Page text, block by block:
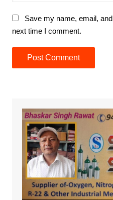
Save my name, email,
next time I comment.